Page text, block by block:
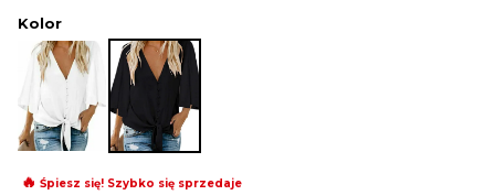
OKRYCIA WIERZCHNIE
Kolor
🔥 Śpiesz się! Szybko się sprzedaje